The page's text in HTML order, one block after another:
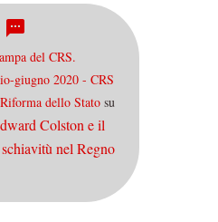
del CRS.
giugno 2020 - CRS
dello Stato su
Colston e il
nel Regno